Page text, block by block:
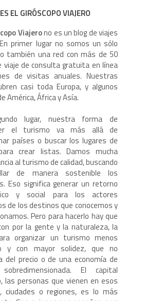
EL GIRÓSCOPO VIAJERO
Viajerono es un blog de viajes
primer lugar no somos un sólo
también una red con más de 50
viaje de consulta gratuita en línea
de visitas anuales. Nuestras
casi toda Europa, y algunos
América, África y Asía.
lugar, nuestra forma de
el turismo va más allá de
países o buscar los lugares de
crear listas. Damos mucha
al turismo de calidad, buscando
de manera sostenible los
Eso significa generar un retorno
y social para los actores
de los destinos que conocemos y
Pero para hacerlo hay que
por la gente y la naturaleza, la
organizar un turismo menos
y con mayor solidez, que no
del precio o de una economía de
El capital
las personas que vienen en esos
ciudades o regiones, es lo más